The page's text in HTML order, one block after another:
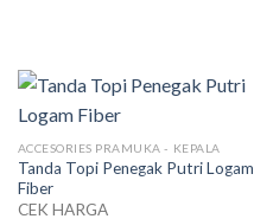
ACCESORIES PRAMUKA - KEPALA
Tanda Topi Penegak Putri Logam
Fiber
CEK HARGA